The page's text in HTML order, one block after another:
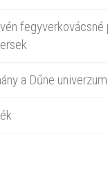
a Dűne